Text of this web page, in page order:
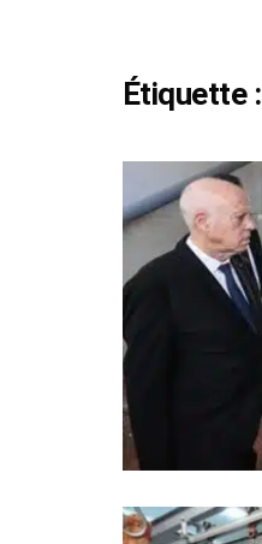
Étiquette :